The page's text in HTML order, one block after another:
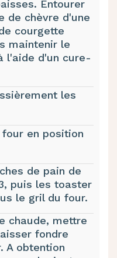
Entourer
de chèvre d'une
courgette
maintenir le
l'aide d'un cure-
les
en position
de pain de
puis les toaster
le gril du four.
chaude, mettre
fondre
A obtention